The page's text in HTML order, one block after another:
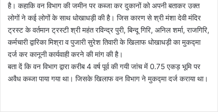
है। कहाकि वन विभाग की जमीन पर कब्जा कर दुकानों को अपनी बताकर उक्त
लोगों ने कई लोगों के साथ धोखाधड़ी की है। जिस कारण से श्री मंशा देवी मंदिर
ट्रस्ट के वर्तमान ट्रस्टी श्री महंत रविन्द्र पुरी, बिन्दू गिरि, अनिल शर्मा, राजगिरि,
कर्मचारी द्वारिका मिश्रा व पुजारी सुरेश तिवारी के खिलाफ धोखाधड़ी का मुकद्मा
दर्ज कर कानूनी कार्यवाही करने की मांग की है।
बता दें कि वन विभाग द्वारा करीब 4 वर्ष पूर्व की गयी जांच में 0.75 एकड़ भूमि पर
अवैध कब्जा पाया गया था। जिसके खिलाफ वन विभाग ने मुकद्मा दर्ज कराया था।